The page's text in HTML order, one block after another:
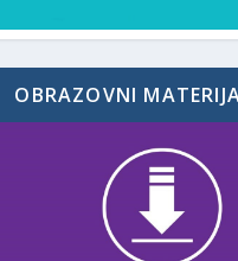
OBRAZOVNI